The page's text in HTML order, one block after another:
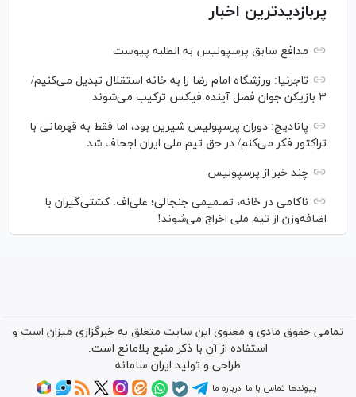
پربازدیدترین اخبار
مدافع سابق پرسپولیس به الطلبه پیوست
تاجرنیا: ورزشگاه امام رضا را به خانه استقلال تبدیل می‌کنیم/
۳ بازیکن جوان فصل آینده فیکس ترکیب می‌شوند
پانادیچ: دوران پرسپولیس شیرین بود، اما فقط به قهرمانی با
تراکتور فکر می‌کنم/ در حق تیم ملی ایران اجحاف شد
چند خبر از پرسپولیس
ناکامی در خانه، تصمیمی جنجالی؛ علی‌اف: کشتی‌گیران با
اضافه‌وزن از تیم ملی اخراج می‌شوند!
تمامی حقوق مادی و معنوی این سایت متعلق به خبرگزاری میزان است و
استفاده از آن با ذکر منبع بلامانع است.
طراحی و تولید ایران سامانه
پیوندها تماس با ما درباره ما